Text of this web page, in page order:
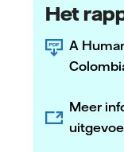
Het
A
Meer